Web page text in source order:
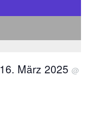
16. März 2025 @